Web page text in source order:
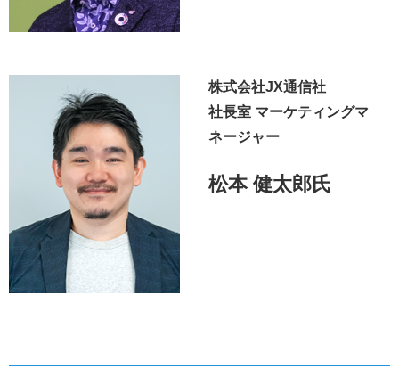
株式会社JX通信社
社長室 マーケティングマ
ネージャー
松本 健太郎氏